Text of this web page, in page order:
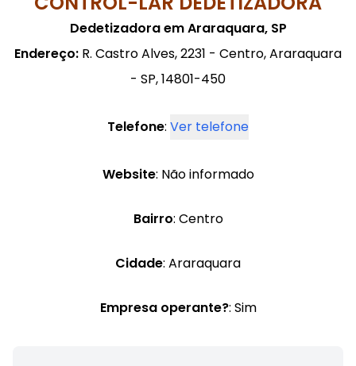
Dedetizadora em Araraquara, SP
Endereço: R. Castro Alves, 2231 - Centro, Araraquara
- SP, 14801-450
Telefone: Ver telefone
Website: Não informado
Bairro: Centro
Cidade: Araraquara
Empresa operante?: Sim